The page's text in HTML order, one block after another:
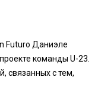
Futuro Даниэле
команды U-23.
связанных с тем,